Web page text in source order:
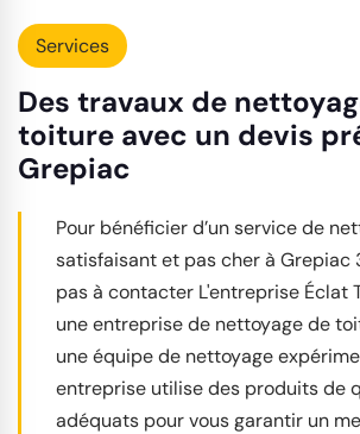
Services
Des travaux de
toiture avec un devis
Grepiac
Pour bénéficier d’un service de
satisfaisant et pas cher à Grepiac
pas à contacter L'entreprise Éclat
une entreprise de nettoyage de
une équipe de nettoyage
entreprise utilise des produits de
adéquats pour vous garantir un